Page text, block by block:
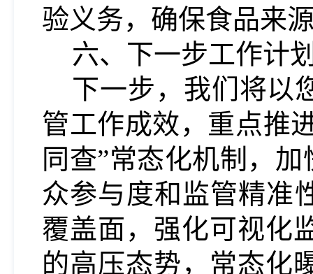
验义务，确保食品来
六、下一步工作计
下一步，我们将以
管工作成效，重点推
同查”常态化机制，
众参与度和监管精准
覆盖面，强化可视化
的高压态势，常态化